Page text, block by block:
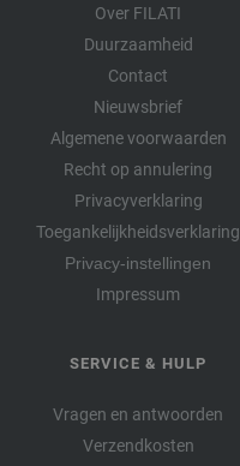
Over FILATI
Duurzaamheid
Contact
Nieuwsbrief
Algemene voorwaarden
Recht op annulering
Privacyverklaring
Toegankelijkheidsverklaring
Privacy-instellingen
Impressum
SERVICE & HULP
Vragen en antwoorden
Verzendkosten